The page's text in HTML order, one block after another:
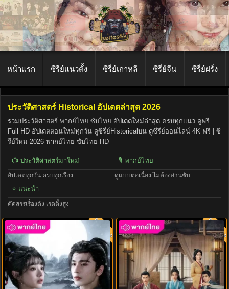
หน้าแรก ซีรีย์แนวตั้ง ซีรี่ย์เกาหลี ซีรี่ย์จีน ซีรี่ย์ฝรั่ง
ประวัติศาสตร์ Historical อัปเดตล่าสุด 2026
รวมประวัติศาสตร์ พากย์ไทย ซับไทย อัปเดตใหม่ล่าสุด ครบทุกแนว ดูฟรี
Full HD อัปเดตตอนใหม่ทุกวัน ดูซีรี่ย์Historicalบน ดูซีรีย์ออนไลน์ 4K ฟรี | ซี
รีย์ใหม่ 2026 พากย์ไทย ซับไทย HD
📺 ประวัติศาสตร์มาใหม่
อัปเดตทุกวัน ครบทุกเรื่อง
🎙️ พากย์ไทย
ดูแบบต่อเนื่อง ไม่ต้องอ่านซับ
⭐ แนะนำ
คัดสรรเรื่องดัง เรตติ้งสูง
8.0 พากย์ไทย 8.0 พากย์ไทย